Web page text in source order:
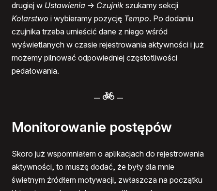
drugiej w Ustawienia -> Czujnik szukamy sekcji
Kolarstwo i wybieramy pozycję Tempo. Po dodaniu
czujnika trzeba umieścić dane z niego wśród
wyświetlanych w czasie rejestrowania aktywności i już
możemy pilnować odpowiedniej częstotliwości
pedałowania.
– –
Monitorowanie postępów
Skoro już wspomniałem o aplikacjach do rejestrowania
aktywności, to muszę dodać, że były dla mnie
świetnym źródłem motywacji, zwłaszcza na początku